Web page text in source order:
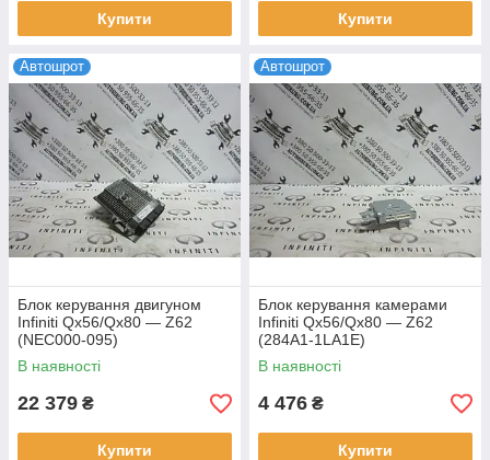
Купити Купити
Автошрот
Блок керування двигуном
Infiniti Qx56/Qx80 — Z62
(NEC000-095)
В наявності
22 379 ₴
Купити
Автошрот
Блок керування камерами
Infiniti Qx56/Qx80 — Z62
(284A1-1LA1E)
В наявності
4 476 ₴
Купити